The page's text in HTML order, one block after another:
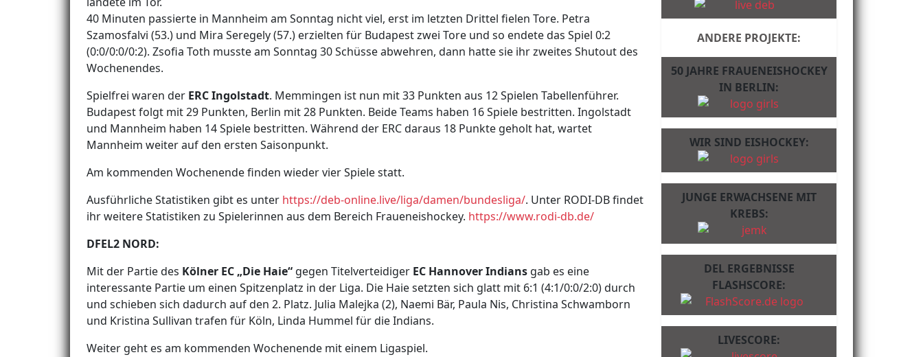
40 Minuten passierte in Mannheim am Sonntag nicht viel, erst im letzten Drittel fielen Tore. Petra
Szamosfalvi (53.) und Mira Seregely (57.) erzielten für Budapest zwei Tore und so endete das Spiel 0:2
(0:0/0:0/0:2). Zsofia Toth musste am Sonntag 30 Schüsse abwehren, dann hatte sie ihr zweites Shutout des
Wochenendes.
Spielfrei waren der ERC Ingolstadt. Memmingen ist nun mit 33 Punkten aus 12 Spielen Tabellenführer.
Budapest folgt mit 29 Punkten, Berlin mit 28 Punkten. Beide Teams haben 16 Spiele bestritten. Ingolstadt
und Mannheim haben 14 Spiele bestritten. Während der ERC daraus 18 Punkte geholt hat, wartet
Mannheim weiter auf den ersten Saisonpunkt.
Am kommenden Wochenende finden wieder vier Spiele statt.
Ausführliche Statistiken gibt es unter https://deb-online.live/liga/damen/bundesliga/. Unter RODI-DB findet
ihr weitere Statistiken zu Spielerinnen aus dem Bereich Fraueneishockey. https://www.rodi-db.de/
DFEL2 NORD:
Mit der Partie des Kölner EC „Die Haie“ gegen Titelverteidiger EC Hannover Indians gab es eine
interessante Partie um einen Spitzenplatz in der Liga. Die Haie setzten sich glatt mit 6:1 (4:1/0:0/2:0) durch
und schieben sich dadurch auf den 2. Platz. Julia Malejka (2), Naemi Bär, Paula Nis, Christina Schwamborn
und Kristina Sullivan trafen für Köln, Linda Hummel für die Indians.
Weiter geht es am kommenden Wochenende mit einem Ligaspiel.
ANDERE PROJEKTE:
50 JAHRE FRAUENEISHOCKEY
IN BERLIN:
WIR SIND EISHOCKEY:
JUNGE ERWACHSENE MIT
KREBS:
DEL ERGEBNISSE
FLASHSCORE:
LIVESCORE: